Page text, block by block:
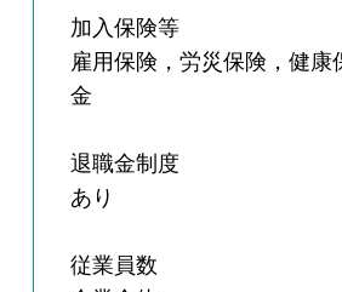
加入保険等
雇用保険，労災保険，健康
金
退職金制度
あり
従業員数